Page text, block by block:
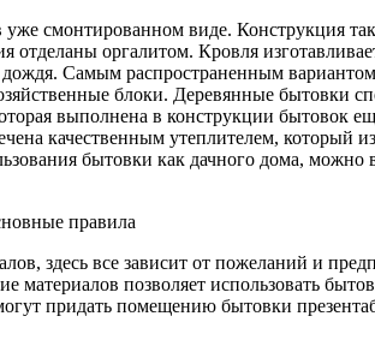
смонтированном виде. Конструкция
оргалитом. Кровля
Самым распространенным
блоки. Деревянные бытовки
выполнена в конструкции бытовок
качественным утеплителем, который
бытовки как дачного дома, можно
правила
здесь все зависит от пожеланий и
материалов позволяет использовать
придать помещению бытовки